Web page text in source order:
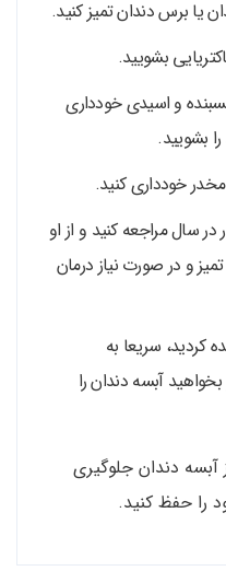
یا برس دندان تمیز کنید.
بشویید.
و اسیدی خودداری
بشویید.
خودداری کنید.
سال مراجعه کنید و از او
و در صورت نیاز درمان
کردید، سریعا به
آبسه دندان را
آبسه دندان جلوگیری
را حفظ کنید.